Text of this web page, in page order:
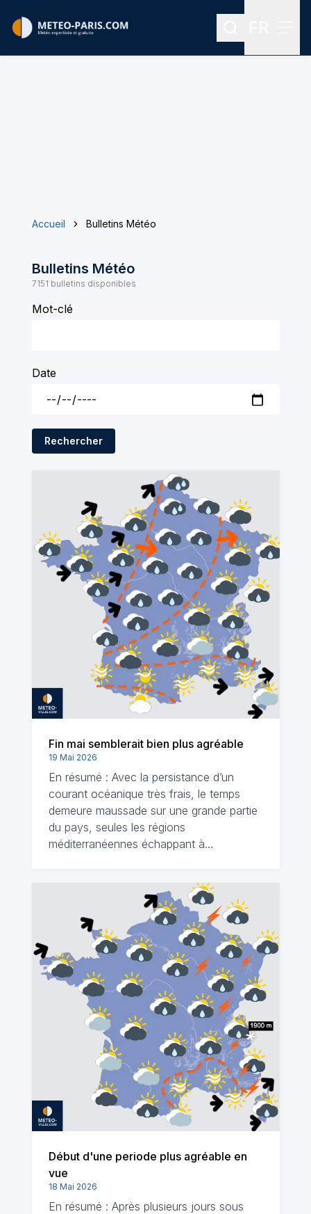
Rechercher
Accueil Bulletins Météo
Bulletins Météo
7151 bulletins disponibles
Mot-clé
Date
Rechercher
Fin mai semblerait bien plus agréable
19 Mai 2026
En résumé : Avec la persistance d’un
courant océanique très frais, le temps
demeure maussade sur une grande partie
du pays, seules les régions
méditerranéennes échappant à…
Début d'une periode plus agréable en
vue
18 Mai 2026
En résumé : Après plusieurs jours sous